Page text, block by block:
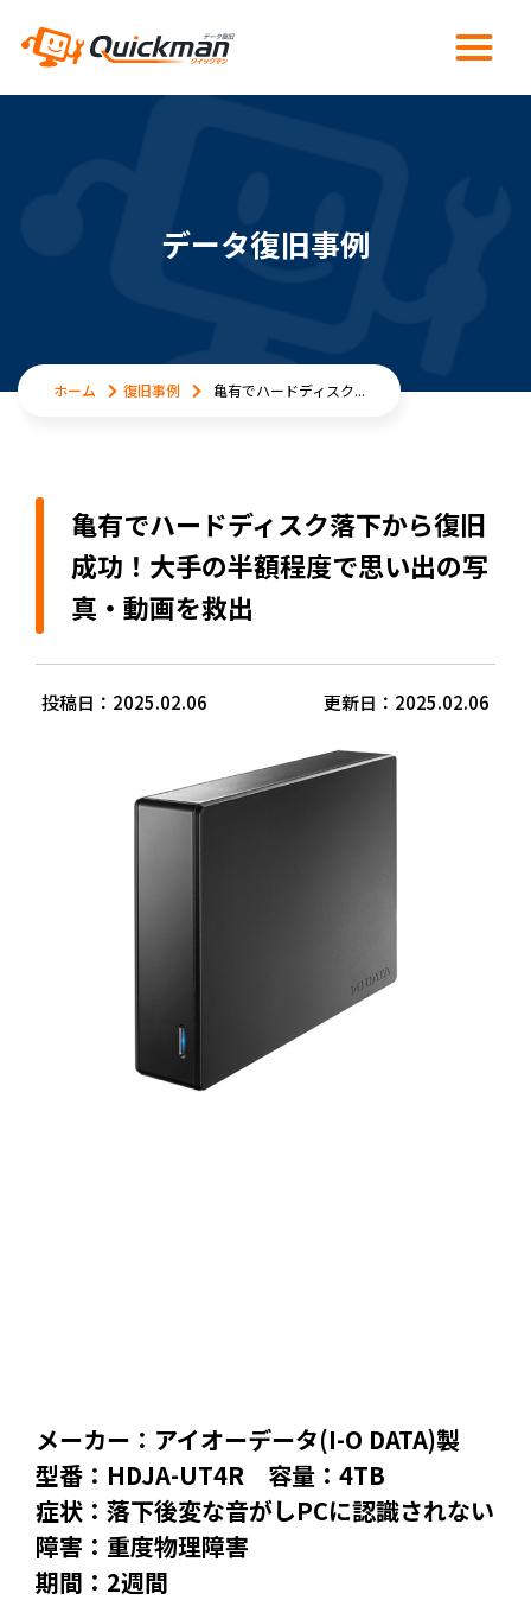
データ復旧事例
ホーム 復旧事例 亀有でハードディスク...
亀有でハードディスク落下から復旧
成功！大手の半額程度で思い出の写
真・動画を救出
投稿日：2025.02.06 更新日：2025.02.06
メーカー：アイオーデータ(I-O DATA)製
型番：HDJA-UT4R 容量：4TB
症状：落下後変な音がしPCに認識されない
障害：重度物理障害
期間：2週間